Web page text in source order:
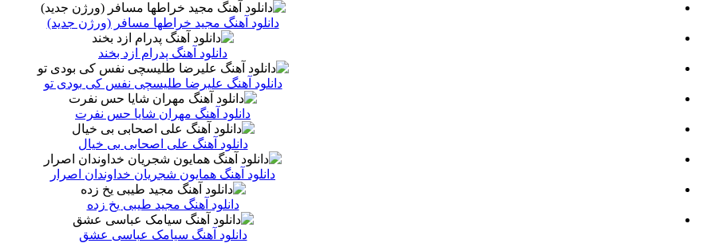
دانلود آهنگ مجید خراطها مسافر (ورژن جدید)
دانلود آهنگ پدرام ازد بخند
دانلود آهنگ علیرضا طلیسچی نفس کی بودی تو
دانلود آهنگ مهران شایا حس نفرت
دانلود آهنگ علی اصحابی بی خیال
دانلود آهنگ همایون شجریان خداوندان اصرار
دانلود آهنگ مجید طیبی یخ زده
دانلود آهنگ سیامک عباسی عشق